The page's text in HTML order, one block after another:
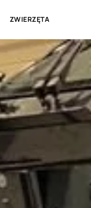
ZWIERZĘTA